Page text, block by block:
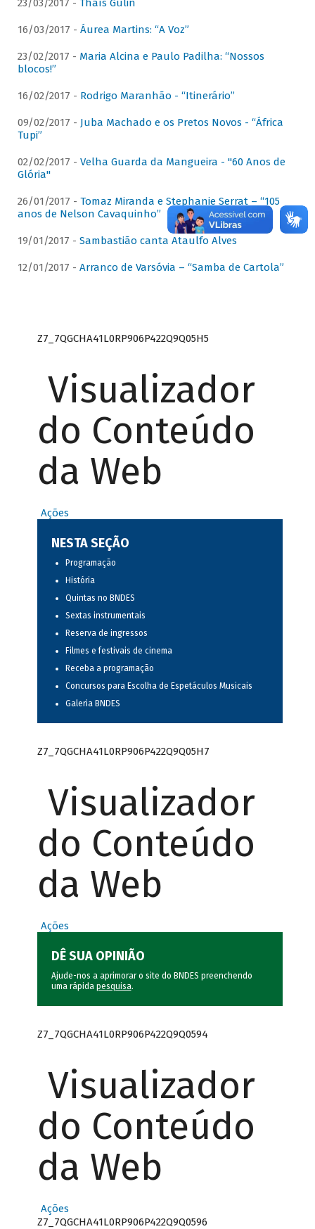
23/03/2017 - Thaís Gulin
16/03/2017 - Áurea Martins: “A Voz”
23/02/2017 - Maria Alcina e Paulo Padilha: “Nossos
blocos!”
16/02/2017 - Rodrigo Maranhão - “Itinerário”
09/02/2017 - Juba Machado e os Pretos Novos - “África
Tupi”
02/02/2017 - Velha Guarda da Mangueira - "60 Anos de
Glória"
26/01/2017 - Tomaz Miranda e Stephanie Serrat – “105
anos de Nelson Cavaquinho”
19/01/2017 - Sambastião canta Ataulfo Alves
12/01/2017 - Arranco de Varsóvia – “Samba de Cartola”
Z7_7QGCHA41L0RP906P422Q9Q05H5
Visualizador
do Conteúdo
da Web
Ações
NESTA SEÇÃO
Programação
História
Quintas no BNDES
Sextas instrumentais
Reserva de ingressos
Filmes e festivais de cinema
Receba a programação
Concursos para Escolha de Espetáculos Musicais
Galeria BNDES
Z7_7QGCHA41L0RP906P422Q9Q05H7
Visualizador
do Conteúdo
da Web
Ações
DÊ SUA OPINIÃO
Ajude-nos a aprimorar o site do BNDES preenchendo
uma rápida pesquisa.
Z7_7QGCHA41L0RP906P422Q9Q0594
Visualizador
do Conteúdo
da Web
Ações
Z7_7QGCHA41L0RP906P422Q9Q0596